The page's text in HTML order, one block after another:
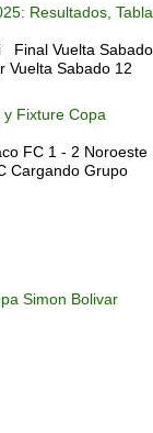
Resultados, Tabla
Final Vuelta Sabado
Sabado 12
Fixture Copa
FC 1 - 2 Noroeste
Cargando Grupo
Simon Bolivar